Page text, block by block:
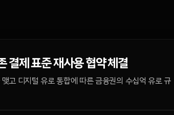
결제 표준 재사용 협약 체결
디지털 유로 통합에 따른 금융권의 수십억 유로 규